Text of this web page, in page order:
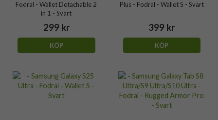
Fodral - Wallet Detachable 2
in 1 - Svart
299 kr
KÖP
Plus - Fodral - Wallet S - Svart
399 kr
KÖP